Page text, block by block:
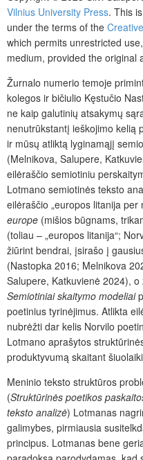
Vilnius University Press. This
under the terms of the
which permits unrestricted
medium, provided the original
Žurnalo numerio temoje
kolegos ir bičiulio Kęstučio
ne kaip galutinių atsakymų
nenutrūkstantį ieškojimo kelią
ir mūsų atliktą lyginamąjį
(Melnikova, Salupere,
eilėraščio semiotiniu
Lotmano semiotinės teksto
eilėraščio „europos litanija
europe (mišios būgnams,
(toliau – „europos litanija“;
žiūrint bendrai, įsirašo į
(Nastopka 2016; Melnikova
Salupere, Katkuvienė 2024),
Semiotiniai skaitymo modeliai
poetinius tyrinėjimus. Atlikta
nubrėžti dar kelis Norvilo
Lotmano aprašytos
produktyvumą skaitant
Meninio teksto struktūros
(Struktūrinės poetikos
teksto analizė) Lotmanas
galimybes, pirmiausia
principus. Lotmanas bene